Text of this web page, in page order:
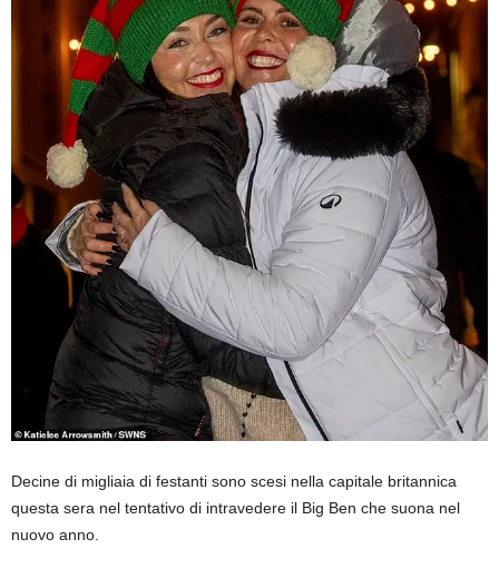
Decine di migliaia di festanti sono scesi nella capitale britannica
questa sera nel tentativo di intravedere il Big Ben che suona nel
nuovo anno.